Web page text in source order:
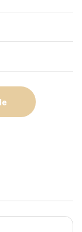
quantity